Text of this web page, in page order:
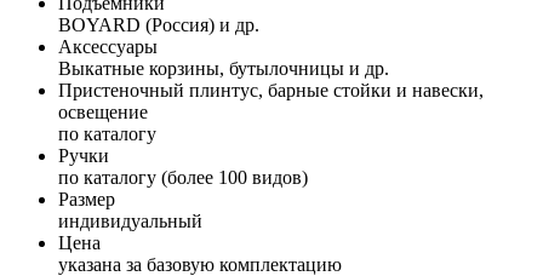
BOYARD (Россия) и др.
Аксессуары
Выкатные корзины, бутылочницы и др.
Пристеночный плинтус, барные стойки и навески,
освещение
по каталогу
Ручки
по каталогу (более 100 видов)
Размер
индивидуальный
Цена
указана за базовую комплектацию